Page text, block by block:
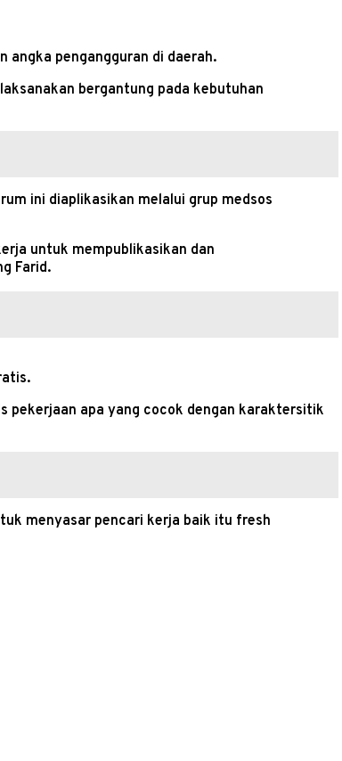
angka pengangguran di daerah.
bergantung pada kebutuhan
ini diaplikasikan melalui grup medsos
untuk mempublikasikan dan
Farid.
pekerjaan apa yang cocok dengan karaktersitik
menyasar pencari kerja baik itu fresh